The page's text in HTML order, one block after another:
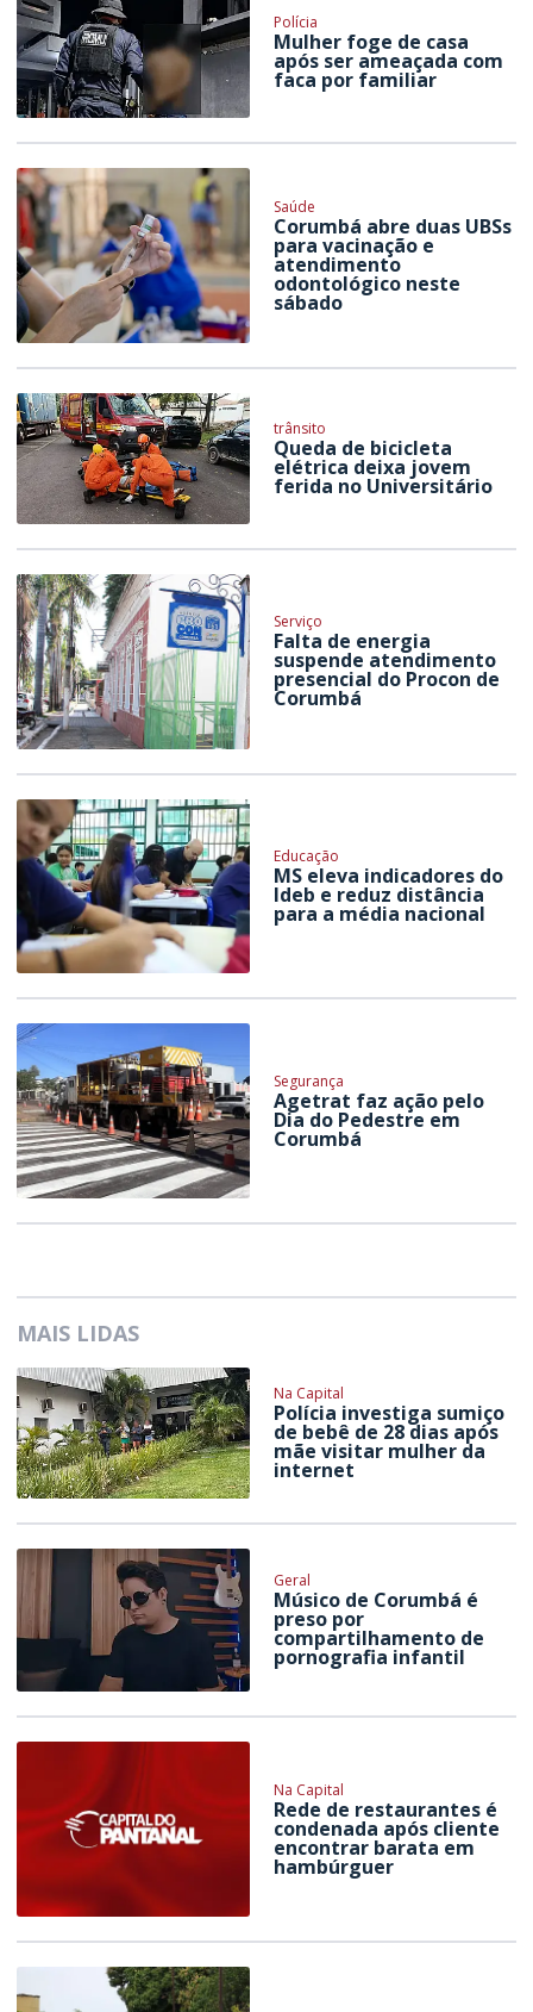
Polícia
Mulher foge de casa
após ser ameaçada com
faca por familiar
Saúde
Corumbá abre duas UBSs
para vacinação e
atendimento
odontológico neste
sábado
trânsito
Queda de bicicleta
elétrica deixa jovem
ferida no Universitário
Serviço
Falta de energia
suspende atendimento
presencial do Procon de
Corumbá
Educação
MS eleva indicadores do
Ideb e reduz distância
para a média nacional
Segurança
Agetrat faz ação pelo
Dia do Pedestre em
Corumbá
MAIS LIDAS
Na Capital
Polícia investiga sumiço
de bebê de 28 dias após
mãe visitar mulher da
internet
Geral
Músico de Corumbá é
preso por
compartilhamento de
pornografia infantil
Na Capital
Rede de restaurantes é
condenada após cliente
encontrar barata em
hambúrguer